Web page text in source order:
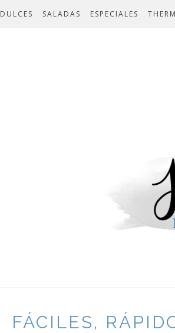
DULCES SALADAS ESPECIALES
FÁCILES,